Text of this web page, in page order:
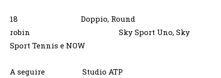
18 Doppio, Round
robin Sky Sport Uno, Sky
Sport Tennis e NOW
A seguire Studio ATP